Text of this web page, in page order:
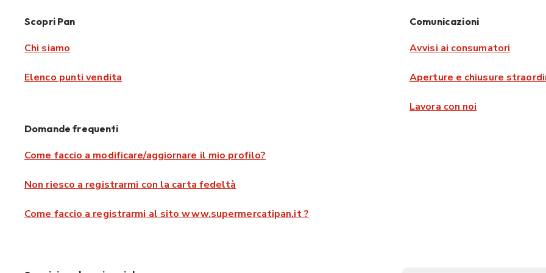
Scopri Pan
Chi siamo
Elenco punti vendita
Comunicazioni
Avvisi ai consumatori
Aperture e chiusure
Lavora con noi
Domande frequenti
Come faccio a modificare/aggiornare il mio profilo?
Non riesco a registrarmi con la carta fedeltà
Come faccio a registrarmi al sito www.supermercatipan.it ?